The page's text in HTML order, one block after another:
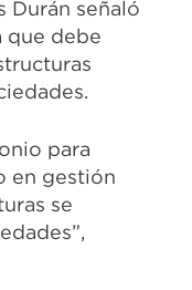
Durán señaló
que debe
para
en gestión
se